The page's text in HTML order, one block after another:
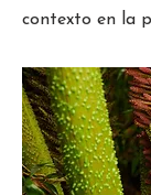
contexto en la